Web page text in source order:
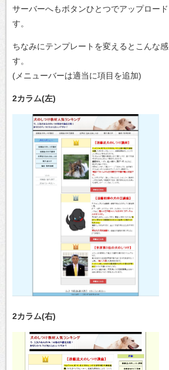
サーバーへもボタンひとつでアップロー
す。
ちなみにテンプレートを変えるとこんな
す。
(メニューバーは適当に項目を追加)
2カラム(左)
2カラム(右)